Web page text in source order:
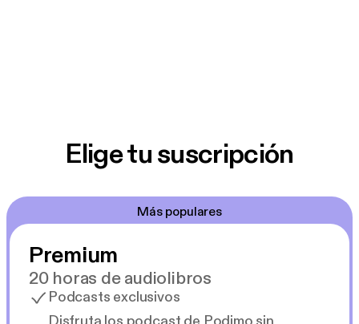
Elige tu suscripción
Más populares
Premium
20 horas de audiolibros
Podcasts exclusivos